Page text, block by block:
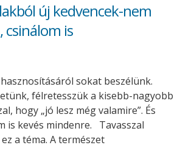
új kedvencek-nem
csinálom is
sokat beszélünk.
félretesszük a kisebb-nagyobb
hogy „jó lesz még valamire”. És
is kevés mindenre. Tavasszal
a téma. A természet